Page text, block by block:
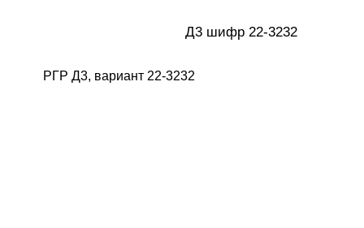
Д3 шифр 22-3232
РГР Д3, вариант 22-3232